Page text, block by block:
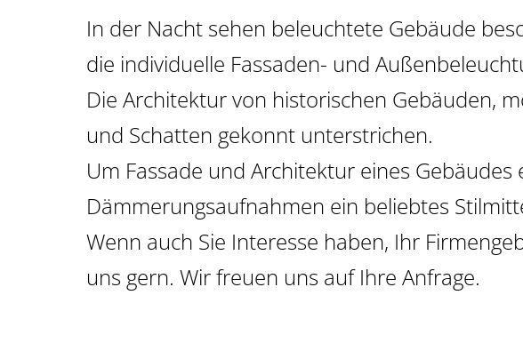
USSENWERBUNG
In der Nacht sehen beleuchtete Gebäude
die individuelle Fassaden- und
Die Architektur von historischen Gebäuden,
und Schatten gekonnt unterstrichen.
Um Fassade und Architektur eines
Dämmerungsaufnahmen ein beliebtes
Wenn auch Sie Interesse haben, Ihr
uns gern. Wir freuen uns auf Ihre Anfrage.